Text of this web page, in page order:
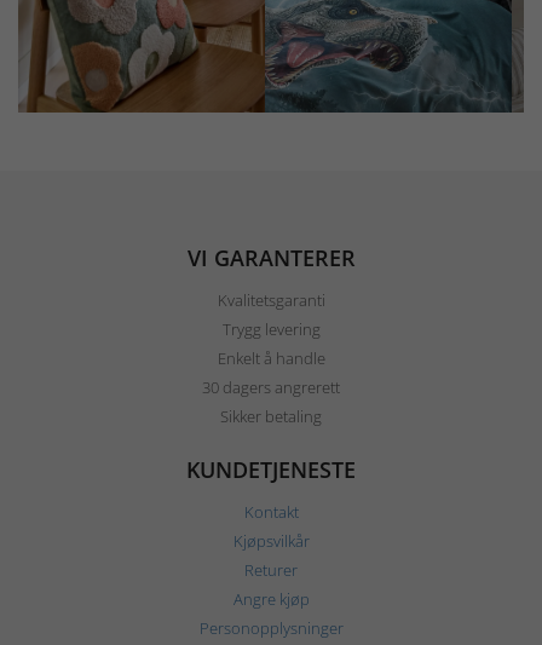
VI GARANTERER
Kvalitetsgaranti
Trygg levering
Enkelt å handle
30 dagers angrerett
Sikker betaling
KUNDETJENESTE
Kontakt
Kjøpsvilkår
Returer
Angre kjøp
Personopplysninger